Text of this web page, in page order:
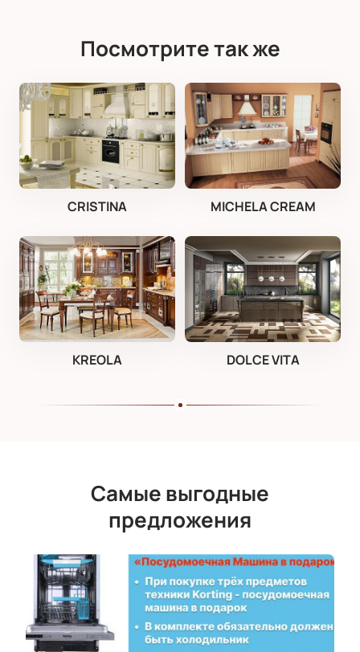
Посмотрите так же
CRISTINA MICHELA CREAM
KREOLA DOLCE VITA
Самые выгодные
предложения